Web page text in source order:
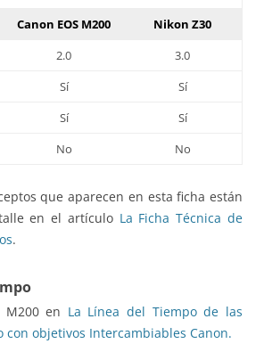
Canon EOS M200
Nikon Z30
2.0
3.0
Sí
Sí
Sí
Sí
No No
que aparecen en esta ficha están
en el artículo La Ficha Técnica de
.
M200 en La Línea del Tiempo de las
con objetivos Intercambiables Canon.